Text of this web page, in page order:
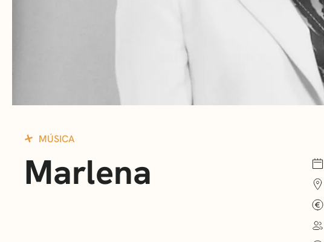
MÚSICA
Marlena